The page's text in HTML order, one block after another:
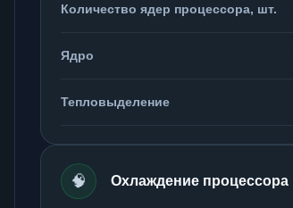
Количество ядер процессора, шт.
Ядро
Тепловыделение
🧠 Охлаждение процессора